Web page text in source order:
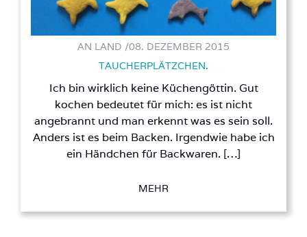
AN LAND /08. DEZEMBER 2015
TAUCHERPLÄTZCHEN.
Ich bin wirklich keine Küchengöttin. Gut
kochen bedeutet für mich: es ist nicht
angebrannt und man erkennt was es sein soll.
Anders ist es beim Backen. Irgendwie habe ich
ein Händchen für Backwaren. […]
MEHR